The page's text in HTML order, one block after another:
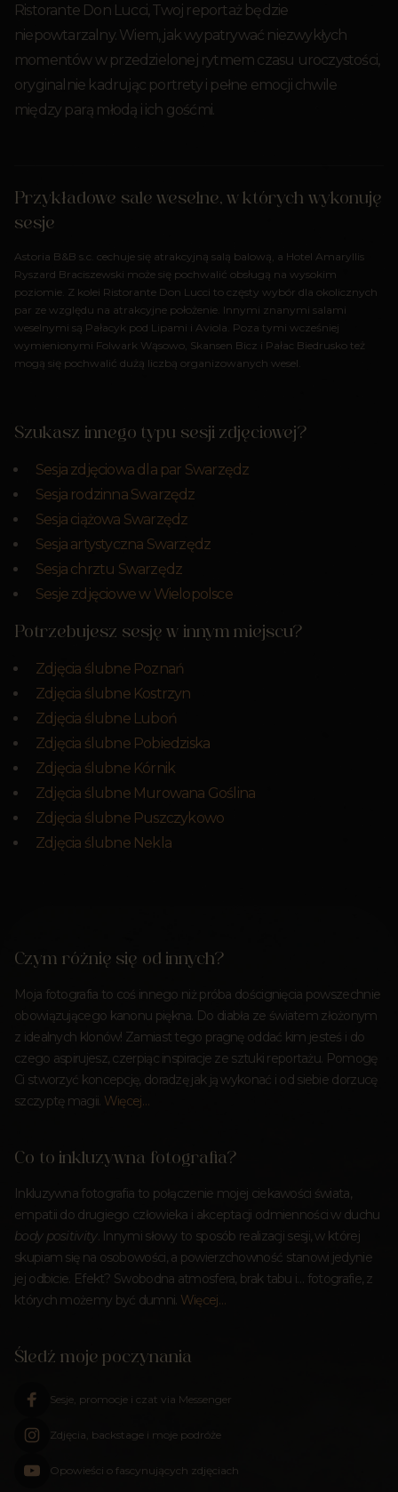
Ristorante Don Lucci, Twoj reportaż będzie
niepowtarzalny. Wiem, jak wypatrywać niezwykłych
momentów w przedzielonej rytmem czasu uroczystości,
oryginalnie kadrując portrety i pełne emocji chwile
między parą młodą i ich gośćmi.
Przykładowe sale weselne, w których wykonuję
sesje
Astoria B&B s.c. cechuje się atrakcyjną salą balową, a Hotel Amaryllis
Ryszard Braciszewski może się pochwalić obsługą na wysokim
poziomie. Z kolei Ristorante Don Lucci to częsty wybór dla okolicznych
par ze względu na atrakcyjne położenie. Innymi znanymi salami
weselnymi są Pałacyk pod Lipami i Aviola. Poza tymi wcześniej
wymienionymi Folwark Wąsowo, Skansen Bicz i Pałac Biedrusko też
mogą się pochwalić dużą liczbą organizowanych wesel.
Szukasz innego typu sesji zdjęciowej?
Sesja zdjęciowa dla par Swarzędz
Sesja rodzinna Swarzędz
Sesja ciążowa Swarzędz
Sesja artystyczna Swarzędz
Sesja chrztu Swarzędz
Sesje zdjęciowe w Wielopolsce
Potrzebujesz sesję w innym miejscu?
Zdjęcia ślubne Poznań
Zdjęcia ślubne Kostrzyn
Zdjęcia ślubne Luboń
Zdjęcia ślubne Pobiedziska
Zdjęcia ślubne Kórnik
Zdjęcia ślubne Murowana Goślina
Zdjęcia ślubne Puszczykowo
Zdjęcia ślubne Nekla
Czym różnię się od innych?
Moja fotografia to coś innego niż próba doścignięcia powszechnie
obowiązującego kanonu piękna. Do diabła ze światem złożonym
z idealnych klonów! Zamiast tego pragnę oddać kim jesteś i do
czego aspirujesz, czerpiąc inspiracje ze sztuki reportażu. Pomogę
Ci stworzyć koncepcję, doradzę jak ją wykonać i od siebie dorzucę
szczyptę magii. Więcej…
Co to inkluzywna fotografia?
Inkluzywna fotografia to połączenie mojej ciekawości świata,
empatii do drugiego człowieka i akceptacji odmienności w duchu
body positivity. Innymi słowy to sposób realizacji sesji, w której
skupiam się na osobowości, a powierzchowność stanowi jedynie
jej odbicie. Efekt? Swobodna atmosfera, brak tabu i… fotografie, z
których możemy być dumni. Więcej…
Śledź moje poczynania
Sesje, promocje i czat via Messenger
Zdjęcia, backstage i moje podróże
Opowieści o fascynujących zdjęciach